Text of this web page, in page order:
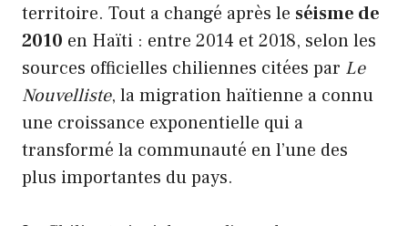
territoire. Tout a changé après le séisme de
2010 en Haïti : entre 2014 et 2018, selon les
sources officielles chiliennes citées par Le
Nouvelliste, la migration haïtienne a connu
une croissance exponentielle qui a
transformé la communauté en l’une des
plus importantes du pays.